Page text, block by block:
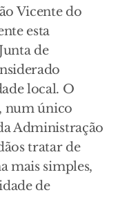
Vicente do
esta
de
local. O
num único
Administração
tratar de
mais simples,
de